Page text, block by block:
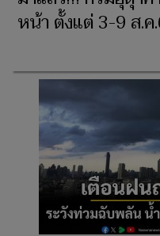
หน้า ตั้งแต่ 3-9 ส.ค